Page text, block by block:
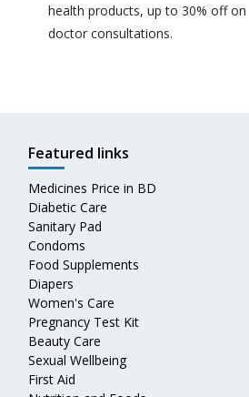
health products, up to 30% off on
doctor consultations.
Featured links
Medicines Price in BD
Diabetic Care
Sanitary Pad
Condoms
Food Supplements
Diapers
Women's Care
Pregnancy Test Kit
Beauty Care
Sexual Wellbeing
First Aid